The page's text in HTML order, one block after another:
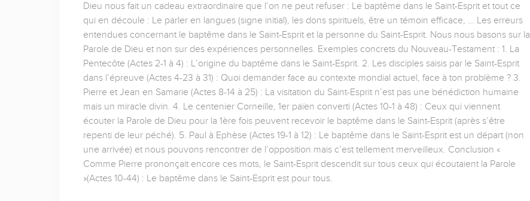
Dieu nous fait un cadeau extraordinaire que l’on ne peut refuser : Le baptême dans le Saint-Esprit et tout ce
qui en découle : Le parler en langues (signe initial), les dons spirituels, être un témoin efficace, … Les erreurs
entendues concernant le baptême dans le Saint-Esprit et la personne du Saint-Esprit. Nous nous basons sur la
Parole de Dieu et non sur des expériences personnelles. Exemples concrets du Nouveau-Testament : 1. La
Pentecôte (Actes 2-1 à 4) : L’origine du baptême dans le Saint-Esprit. 2. Les disciples saisis par le Saint-Esprit
dans l’épreuve (Actes 4-23 à 31) : Quoi demander face au contexte mondial actuel, face à ton problème ? 3.
Pierre et Jean en Samarie (Actes 8-14 à 25) : La visitation du Saint-Esprit n’est pas une bénédiction humaine
mais un miracle divin. 4. Le centenier Corneille, 1er païen converti (Actes 10-1 à 48) : Ceux qui viennent
écouter la Parole de Dieu pour la 1ère fois peuvent recevoir le baptême dans le Saint-Esprit (après s’être
repenti de leur péché). 5. Paul à Ephèse (Actes 19-1 à 12) : Le baptême dans le Saint-Esprit est un départ (non
une arrivée) et nous pouvons rencontrer de l’opposition mais c’est tellement merveilleux. Conclusion «
Comme Pierre prononçait encore ces mots, le Saint-Esprit descendit sur tous ceux qui écoutaient la Parole
»(Actes 10-44) : Le baptême dans le Saint-Esprit est pour tous.